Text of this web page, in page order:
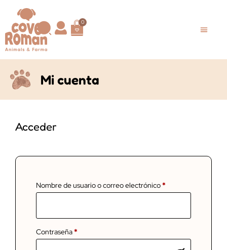
0
Mi cuenta
Acceder
Nombre de usuario o correo electrónico*
Contraseña*